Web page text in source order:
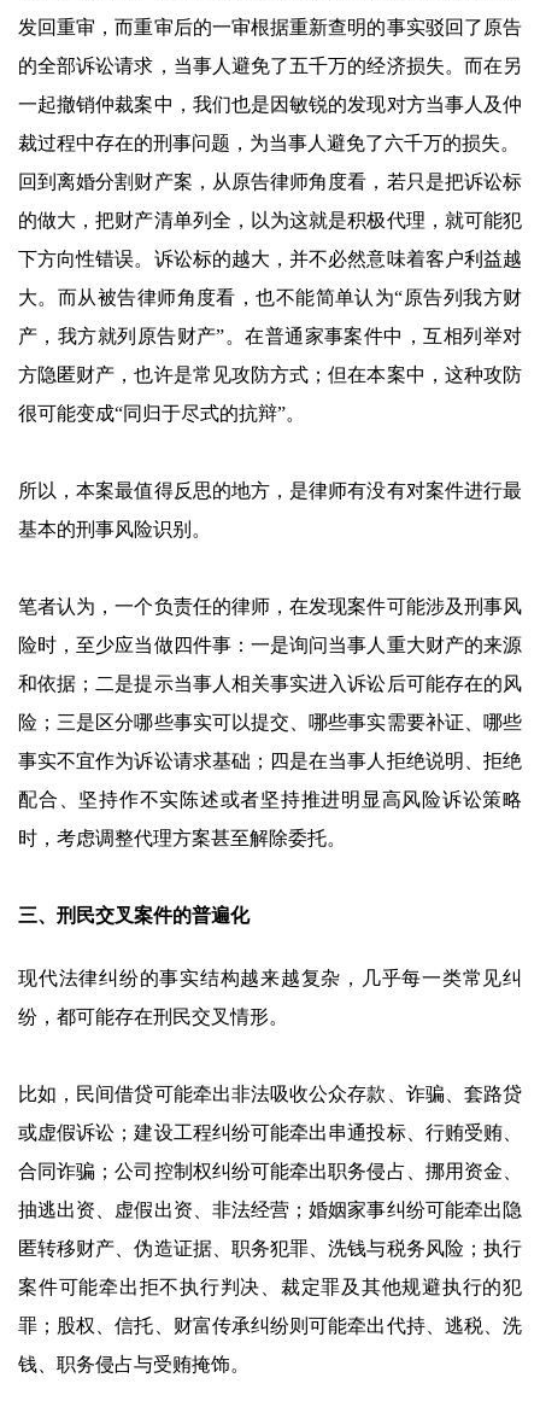
发回重审，而重审后的一审根据重新查明的事实驳回了原告
的全部诉讼请求，当事人避免了五千万的经济损失。而在另
一起撤销仲裁案中，我们也是因敏锐的发现对方当事人及仲
裁过程中存在的刑事问题，为当事人避免了六千万的损失。
回到离婚分割财产案，从原告律师角度看，若只是把诉讼标
的做大，把财产清单列全，以为这就是积极代理，就可能犯
下方向性错误。诉讼标的越大，并不必然意味着客户利益越
大。而从被告律师角度看，也不能简单认为“原告列我方财
产，我方就列原告财产”。在普通家事案件中，互相列举对
方隐匿财产，也许是常见攻防方式；但在本案中，这种攻防
很可能变成“同归于尽式的抗辩”。
所以，本案最值得反思的地方，是律师有没有对案件进行最
基本的刑事风险识别。
笔者认为，一个负责任的律师，在发现案件可能涉及刑事风
险时，至少应当做四件事：一是询问当事人重大财产的来源
和依据；二是提示当事人相关事实进入诉讼后可能存在的风
险；三是区分哪些事实可以提交、哪些事实需要补证、哪些
事实不宜作为诉讼请求基础；四是在当事人拒绝说明、拒绝
配合、坚持作不实陈述或者坚持推进明显高风险诉讼策略
时，考虑调整代理方案甚至解除委托。
三、刑民交叉案件的普遍化
现代法律纠纷的事实结构越来越复杂，几乎每一类常见纠
纷，都可能存在刑民交叉情形。
比如，民间借贷可能牵出非法吸收公众存款、诈骗、套路贷
或虚假诉讼；建设工程纠纷可能牵出串通投标、行贿受贿、
合同诈骗；公司控制权纠纷可能牵出职务侵占、挪用资金、
抽逃出资、虚假出资、非法经营；婚姻家事纠纷可能牵出隐
匿转移财产、伪造证据、职务犯罪、洗钱与税务风险；执行
案件可能牵出拒不执行判决、裁定罪及其他规避执行的犯
罪；股权、信托、财富传承纠纷则可能牵出代持、逃税、洗
钱、职务侵占与受贿掩饰。